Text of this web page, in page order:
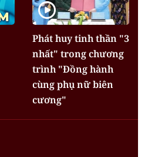
Phát huy tinh thần "3
nhất" trong chương
trình "Đồng hành
cùng phụ nữ biên
cương"